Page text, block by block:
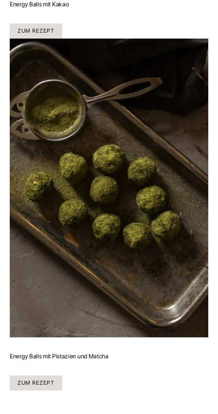
Energy Balls mit Kakao
ZUM REZEPT
Energy Balls mit Pistazien und Matcha
ZUM REZEPT